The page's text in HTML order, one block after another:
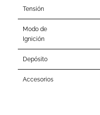
Tensión
Modo de
Ignición
Depósito
Accesorios